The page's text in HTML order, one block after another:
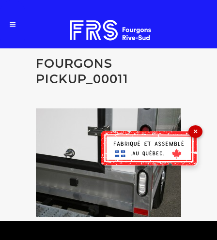
FOURGONS
PICKUP_00011
×